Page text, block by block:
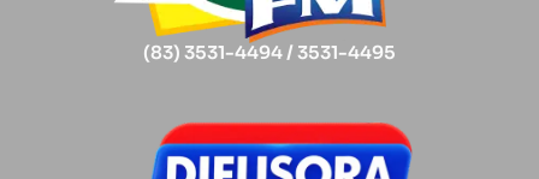
(83) 3531-4494 / 3531-4495